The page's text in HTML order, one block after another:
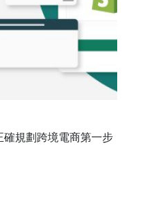
規劃跨境電商第一步